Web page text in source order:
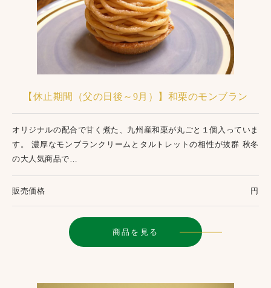
【休止期間（父の日後～9月）】和栗のモンブラン
オリジナルの配合で甘く煮た、九州産和栗が丸ごと１個入っていま
す。 濃厚なモンブランクリームとタルトレットの相性が抜群 秋冬
の大人気商品で…
販売価格 円
商品を見る